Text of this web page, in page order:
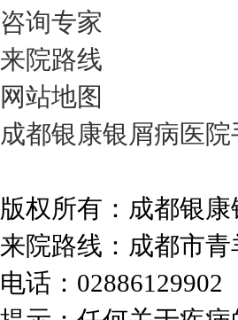
咨询专家
来院路线
网站地图
成都银康银屑病医院
版权所有：成都银
来院路线：成都市
电话：02886129902